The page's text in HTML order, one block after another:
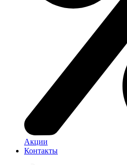
Акции
Контакты